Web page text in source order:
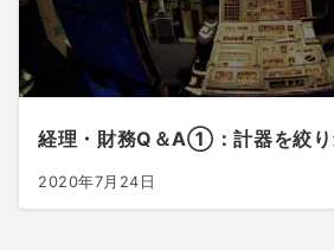
経理・財務Q＆A①：計器を絞り
2020年7月24日